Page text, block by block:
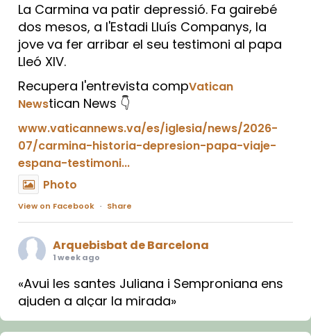
La Carmina va patir depressió. Fa gairebé
dos mesos, a l'Estadi Lluís Companys, la
jove va fer arribar el seu testimoni al papa
Lleó XIV.
Recupera l'entrevista compVatican
Newstican News 👇
www.vaticannews.va/es/iglesia/news/2026-
07/carmina-historia-depresion-papa-viaje-
espana-testimoni...
Photo
View on Facebook · Share
Arquebisbat de Barcelona
1 week ago
«Avui les santes Juliana i Semproniana ens
ajuden a alçar la mirada»
Mons. Sergi Gordo, bisbe de Tortosa, ha